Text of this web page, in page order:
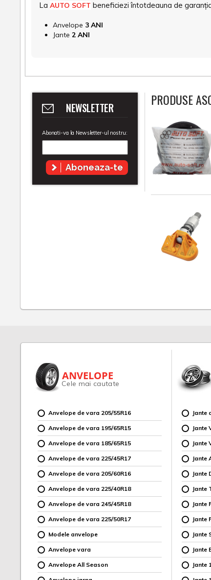
La AUTO SOFT beneficiezi întotdeauna de
Anvelope 3 ANI
Jante 2 ANI
NEWSLETTER
Abonati-va la Newsletter-ul nostru:
Aboneaza-te
PRODUSE
ANVELOPE
Cele mai cautate
Anvelope de vara 205/55R16
Anvelope de vara 195/65R15
Anvelope de vara 185/65R15
Anvelope de vara 225/45R17
Anvelope de vara 205/60R16
Anvelope de vara 225/40R18
Anvelope de vara 245/45R18
Anvelope de vara 225/50R17
Modele anvelope
Anvelope vara
Anvelope All Season
Jante
Jante
Jante
Jante
Jante
Jante
Jante
Jante
Jante
Jante
Jante